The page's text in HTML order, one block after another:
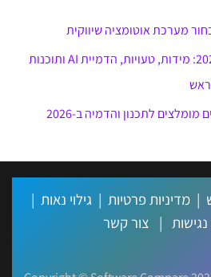
מערכת אוטומציה שיווקית
איך לתכנן מטבח לבד ב-2026: מידות, טעויות, הדמיית AI ותוכנות
| מדיניות פרטיות | גילוי נאות |
| צור קשר